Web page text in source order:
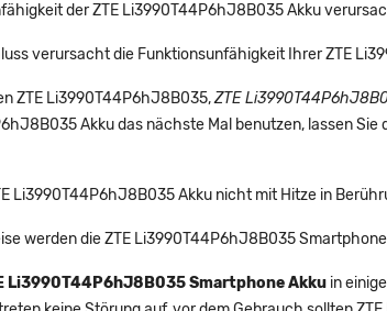
der ZTE Li3990T44P6hJ8B035 Akku
verursacht die Funktionsunfähigkeit Ihrer ZTE
ZTE Li3990T44P6hJ8B035,ZTE
Akku das nächste Mal benutzen, lassen
Li3990T44P6hJ8B035 Akku nicht mit Hitze in
werden die ZTE Li3990T44P6hJ8B035
Li3990T44P6hJ8B035 Smartphone Akku in